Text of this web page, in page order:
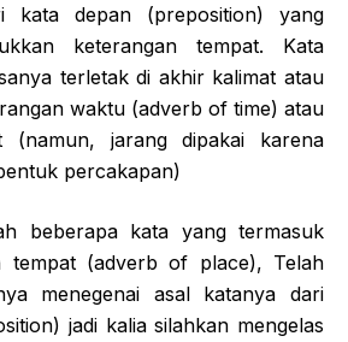
kata depan (preposition) yang
keterangan tempat. Kata
terletak di akhir kalimat atau
waktu (adverb of time) atau
(namun, jarang dipakai karena
percakapan)
beberapa kata yang termasuk
tempat (adverb of place), Telah
menegenai asal katanya dari
jadi kalia silahkan mengelas